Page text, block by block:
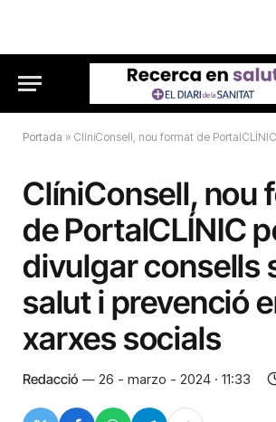
Portada » ClíniConsell, nou format de PortalCLÍNIC per divulgar consells
ClíniConsell, nou
de PortalCLÍNIC
divulgar consells
salut i prevenció
xarxes socials
Redacció 26 - marzo - 2024 · 11:33